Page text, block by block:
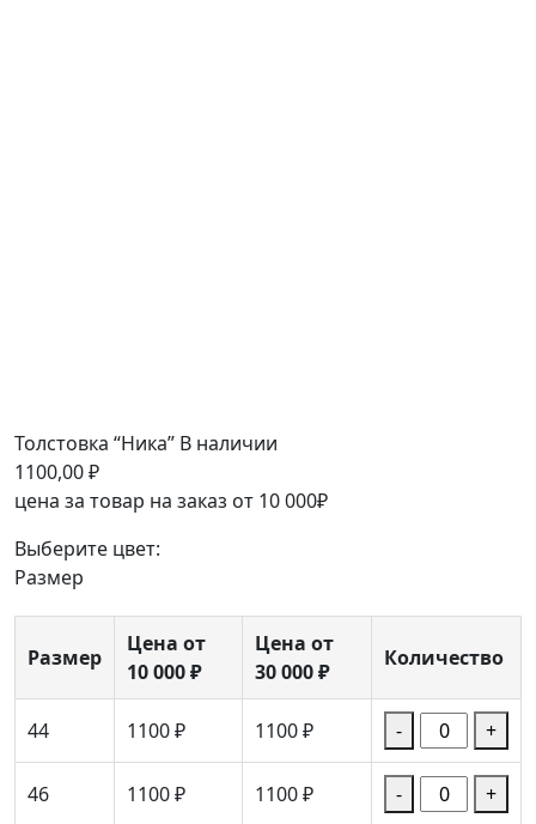
Толстовка “Ника” В наличии
1100,00₽
цена за товар на заказ от 10 000₽
Выберите цвет:
Размер
Размер
Цена от
10 000 ₽
Цена от
30 000 ₽
Количество
44 1100 ₽ 1100 ₽ - +
46 1100 ₽ 1100 ₽ - +